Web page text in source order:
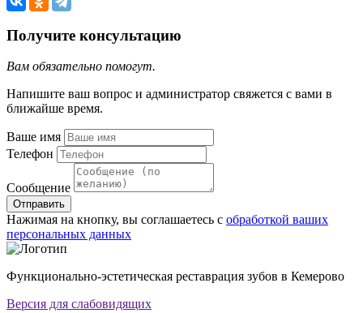
Получите консультацию
Вам обязательно помогут.
Напишите ваш вопрос и администратор свяжется с вами в
ближайше время.
Ваше имя
Телефон
Сообщение
Отправить
Нажимая на кнопку, вы соглашаетесь с обработкой ваших
персональных данных
Функционально-эстетическая реставрация зубов в Кемерово
Версия для слабовидящих